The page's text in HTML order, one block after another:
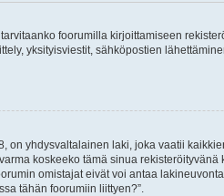
foorumilla kirjoittamiseen
yksityisviestit, sähköpostien
on yhdysvaltalainen laki, joka vaatii
koskeeko tämä sinua
omistajat eivät voi antaa
tähän foorumiin liittyen?”.